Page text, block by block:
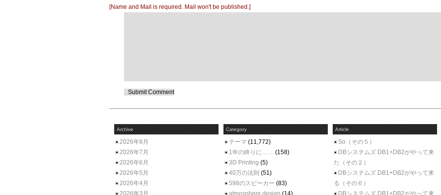
[Name and Mail is required. Mail won't be published.]
Archive
2026年8月
2026年7月
2026年6月
2026年5月
2026年4月
2026年3月
Category
テーマ (11,772)
1年の終りに…… (158)
3D Printing (5)
40万の法則 (51)
598のスピーカー (83)
atmosphere design (14)
Article
So（その５）
DBシステムズ DB1+DB2がやって来
た（その２）
DBシステムズ DB1+DB2がやって来
る（その６）
DBシステムズ DB1+DB2がやって来